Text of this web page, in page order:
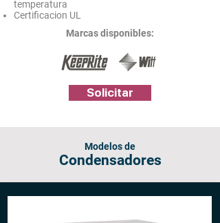
temperatura
Certificacion UL
Marcas disponibles:
Solicitar
Modelos de
Condensadores